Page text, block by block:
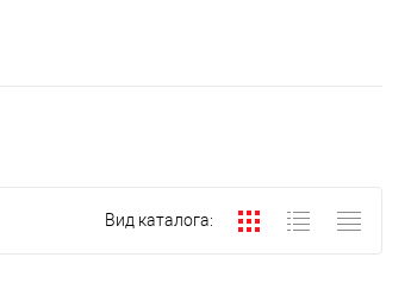
Вид каталога: